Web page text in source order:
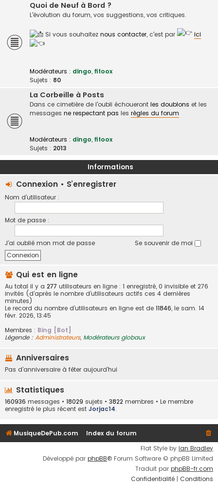
Quoi de Neuf à Bord ?
L'évolution du forum, vos suggestions, vos critiques.
Si vous souhaitez nous contacter, c'est par ici
Modérateurs : dingo, fifoox
Sujets : 80
La Corbeille à Posts
Dans ce cimetière de l'oubli échoueront les doublons et les
messages ne respectant pas les règles du forum
Modérateurs : dingo, fifoox
Sujets : 2013
Informations
Connexion • S’enregistrer
Nom d’utilisateur :
Mot de passe :
J’ai oublié mon mot de passe Se souvenir de moi
Qui est en ligne
Au total il y a 277 utilisateurs en ligne : 1 enregistré, 0 invisible et 276
invités (d’après le nombre d’utilisateurs actifs ces 4 dernières
minutes)
Le record du nombre d’utilisateurs en ligne est de 11846, le sam. 14
févr. 2026, 13:45
Membres : Bing [Bot]
Légende : Administrateurs, Modérateurs globaux
Anniversaires
Pas d’anniversaire à fêter aujourd’hui
Statistiques
160936 messages • 18029 sujets • 3822 membres • Le membre
enregistré le plus récent est Jorjac14.
MusiqueDePub.com
Index du forum
Flat Style by Ian Bradley
Développé par phpBB® Forum Software © phpBB Limited
Traduit par phpBB-fr.com
Confidentialité | Conditions